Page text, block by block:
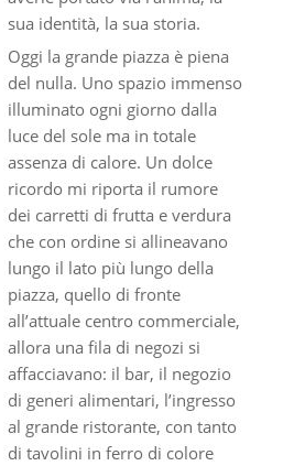
sua identità, la sua storia.
Oggi la grande piazza è piena
del nulla. Uno spazio immenso
illuminato ogni giorno dalla
luce del sole ma in totale
assenza di calore. Un dolce
ricordo mi riporta il rumore
dei carretti di frutta e verdura
che con ordine si allineavano
lungo il lato più lungo della
piazza, quello di fronte
all’attuale centro commerciale,
allora una fila di negozi si
affacciavano: il bar, il negozio
di generi alimentari, l’ingresso
al grande ristorante, con tanto
di tavolini in ferro di colore